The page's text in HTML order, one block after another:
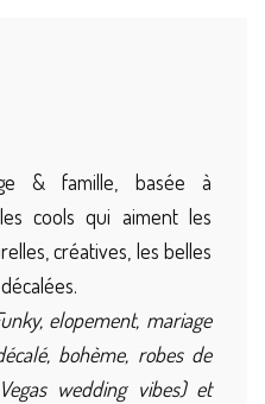
& famille, basée à
cools qui aiment les
créatives, les belles
elopement, mariage
bohème, robes de
wedding vibes) et